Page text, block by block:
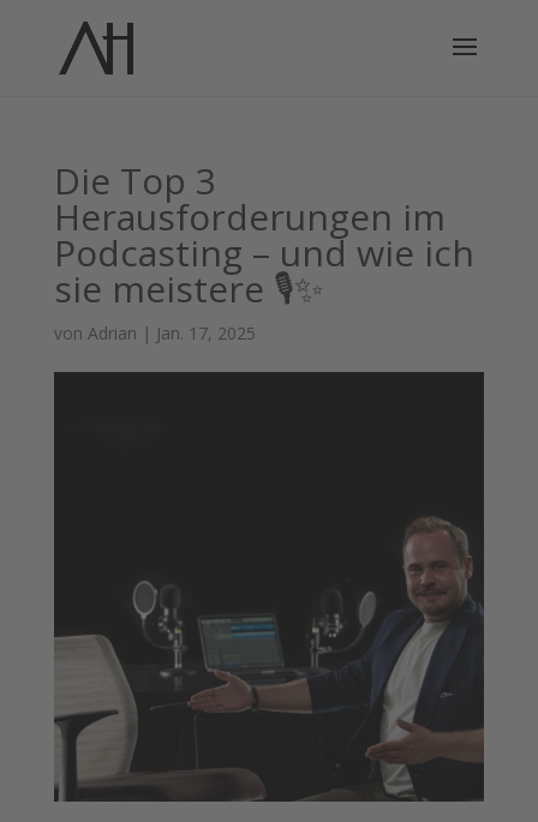
Die Top 3
Herausforderungen im
Podcasting – und wie ich
sie meistere 🎙️✨
von Adrian | Jan. 17, 2025